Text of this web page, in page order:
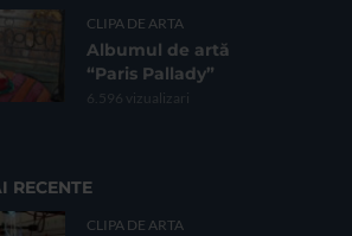
CLIPA DE ARTA
Albumul de artă
“Paris Pallady”
6.596 vizualizari
RECENTE
CLIPA DE ARTA